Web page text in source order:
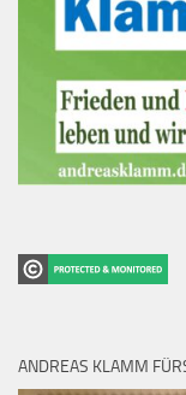
ANDREAS KLAMM